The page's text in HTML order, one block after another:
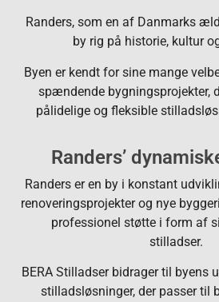
Randers, som en af Danmarks
by rig på historie, kultur
Byen er kendt for sine mange
spændende bygningsprojekter,
pålidelige og fleksible
Randers’
Randers er en by i konstant
renoveringsprojekter og nye
professionel støtte i form af
stilladser.
BERA Stilladser bidrager til byens
stilladsløsninger, der passer til